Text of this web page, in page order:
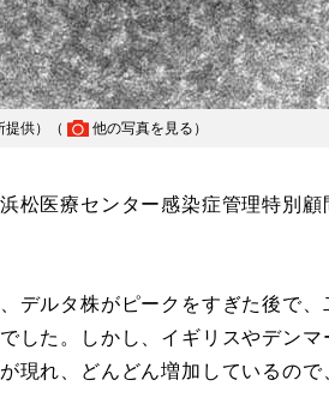
供）（ 他の写真を見る ）
医療センター感染症管理特別顧
デルタ株がピークをすぎた後で
した。しかし、イギリスやデン
現れ、どんどん増加しているので